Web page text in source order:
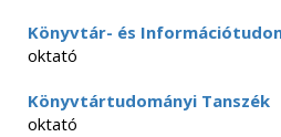
Könyvtár- és
oktató
Könyvtártudományi Tanszék
oktató